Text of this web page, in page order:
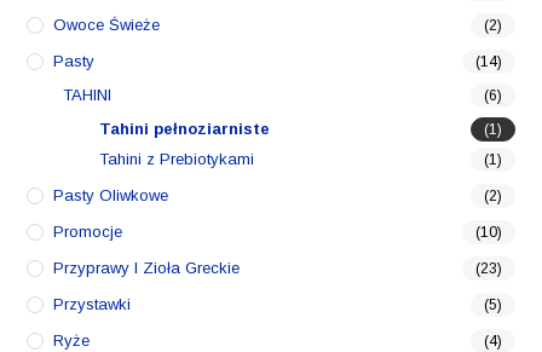
Owoce Świeże (2)
Pasty (14)
TAHINI (6)
Tahini pełnoziarniste (1)
Tahini z Prebiotykami (1)
Pasty Oliwkowe (2)
Promocje (10)
Przyprawy I Zioła Greckie (23)
Przystawki (5)
Ryże (4)